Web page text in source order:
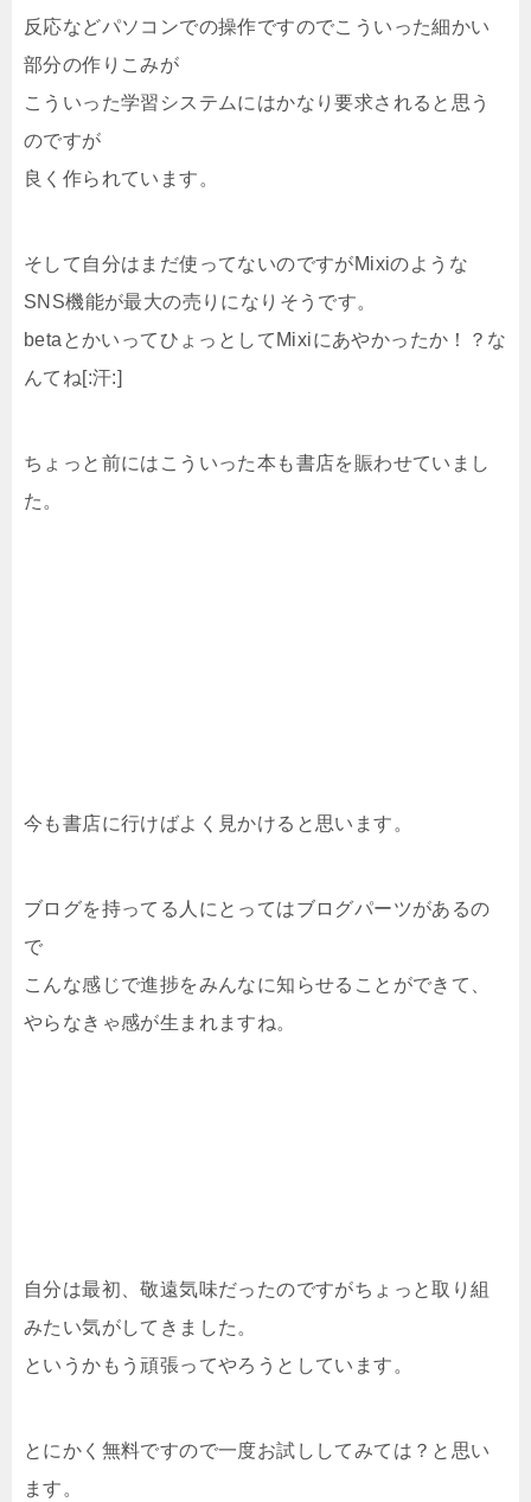
反応などパソコンでの操作ですのでこういった細かい
部分の作りこみが
こういった学習システムにはかなり要求されると思う
のですが
良く作られています。
そして自分はまだ使ってないのですがMixiのような
SNS機能が最大の売りになりそうです。
betaとかいってひょっとしてMixiにあやかったか！？な
んてね[:汗:]
ちょっと前にはこういった本も書店を賑わせていまし
た。
今も書店に行けばよく見かけると思います。
ブログを持ってる人にとってはブログパーツがあるの
で
こんな感じで進捗をみんなに知らせることができて、
やらなきゃ感が生まれますね。
自分は最初、敬遠気味だったのですがちょっと取り組
みたい気がしてきました。
というかもう頑張ってやろうとしています。
とにかく無料ですので一度お試ししてみては？と思い
ます。